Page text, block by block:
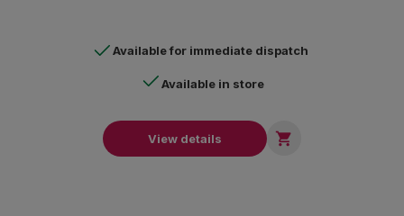
Available for immediate dispatch
Available in store
View details 